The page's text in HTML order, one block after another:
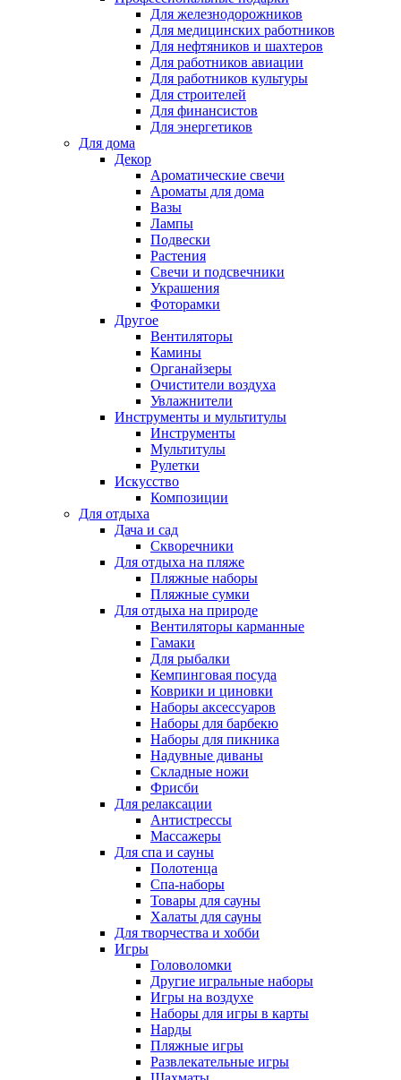
Для железнодорожников
Для медицинских работников
Для нефтяников и шахтеров
Для работников авиации
Для работников культуры
Для строителей
Для финансистов
Для энергетиков
Для дома
Декор
Ароматические свечи
Ароматы для дома
Вазы
Лампы
Подвески
Растения
Свечи и подсвечники
Украшения
Фоторамки
Другое
Вентиляторы
Камины
Органайзеры
Очистители воздуха
Увлажнители
Инструменты и мультитулы
Инструменты
Мультитулы
Рулетки
Искусство
Композиции
Для отдыха
Дача и сад
Скворечники
Для отдыха на пляже
Пляжные наборы
Пляжные сумки
Для отдыха на природе
Вентиляторы карманные
Гамаки
Для рыбалки
Кемпинговая посуда
Коврики и циновки
Наборы аксессуаров
Наборы для барбекю
Наборы для пикника
Надувные диваны
Складные ножи
Фрисби
Для релаксации
Антистрессы
Массажеры
Для спа и сауны
Полотенца
Спа-наборы
Товары для сауны
Халаты для сауны
Для творчества и хобби
Игры
Головоломки
Другие игральные наборы
Игры на воздухе
Наборы для игры в карты
Нарды
Пляжные игры
Развлекательные игры